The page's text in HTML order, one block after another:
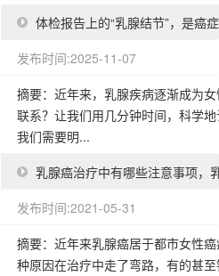
体检报告上的“乳腺结节”，是癌
发布时间:2025-11-07
摘要：近年来，乳腺疾病逐渐成为
联系？让我们用几分钟时间，科学
我们需要明...
乳腺癌治疗中有哪些注意事项，
发布时间:2021-05-31
摘要：近年来乳腺癌居于都市女性
种原因在治疗中走了弯路，有的甚